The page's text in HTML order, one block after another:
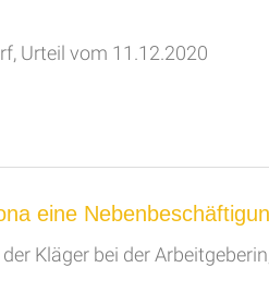
Urteil vom 11.12.2020
eine
Kläger bei der